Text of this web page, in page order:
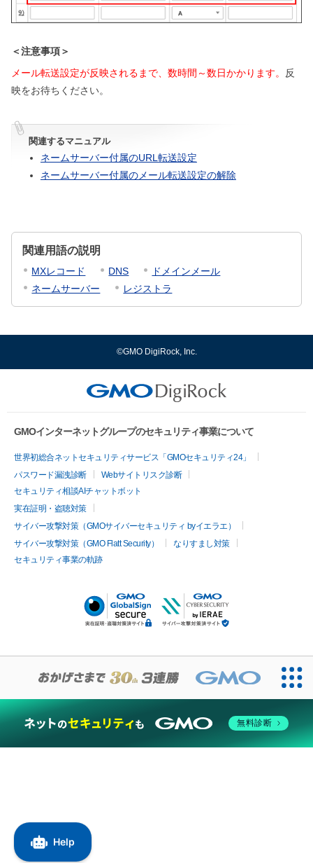
＜注意事項＞
メール転送設定が反映されるまで、数時間～数日かかります。 反
映をお待ちください。
関連するマニュアル
ネームサーバー付属のURL転送設定
ネームサーバー付属のメール転送設定の解除
関連用語の説明
MXレコード DNS
ドメインメール
ネームサーバー
レジストラ
©GMO DigiRock, Inc.
GMOインターネットグループのセキュリティ事業について
世界初総合ネットセキュリティサービス「GMOセキュリティ24」
パスワード漏洩診断
Webサイトリスク診断
セキュリティ相談AIチャットボット
実在証明・盗聴対策
サイバー攻撃対策（GMOサイバーセキュリティ byイエラエ）
サイバー攻撃対策（GMO Flatt Security）
なりすまし対策
セキュリティ事業の軌跡
無料診断